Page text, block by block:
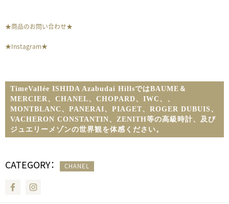
★商品のお問い合わせ★
★Instagram★
TimeVallée ISHIDA Azabudai HillsではBAUME＆
MERCIER、CHANEL、CHOPARD、IWC、 、
MONTBLANC、PANERAI、PIAGET、ROGER DUBUIS、
VACHERON CONSTANTIN、ZENITH等の高級時計、及び
ジュエリーメゾンの世界観を体感ください。
CATEGORY： CHANEL
Facebook